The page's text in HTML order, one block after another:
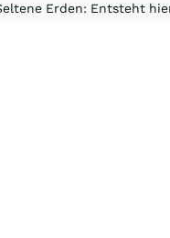
Erden: Entsteht